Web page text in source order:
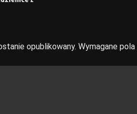
opublikowany. Wymagane